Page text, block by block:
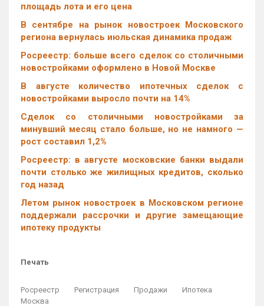
площадь лота и его цена
В сентябре на рынок новостроек Московского
региона вернулась июльская динамика продаж
Росреестр: больше всего сделок со столичными
новостройками оформлено в Новой Москве
В августе количество ипотечных сделок с
новостройками выросло почти на 14%
Cделок со столичными новостройками за
минувший месяц стало больше, но не намного —
рост составил 1,2%
Росреестр: в августе московские банки выдали
почти столько же жилищных кредитов, сколько
год назад
Летом рынок новостроек в Московском регионе
поддержали рассрочки и другие замещающие
ипотеку продукты
Печать
Росреестр Регистрация Продажи
Ипотека
Москва